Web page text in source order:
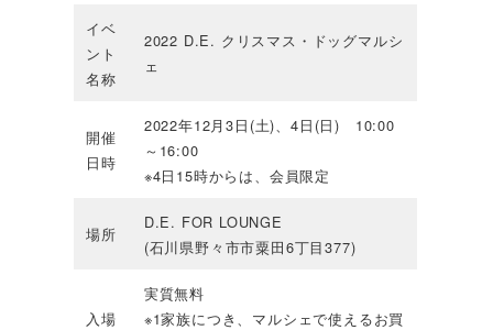
イベ
ント
名称
2022 D.E. クリスマス・ドッグマルシ
ェ
開催
日時
2022年12月3日(土)、4日(日) 10:00
～16:00
※4日15時からは、会員限定
場所
D.E. FOR LOUNGE
(石川県野々市市粟田6丁目377)
入場
実質無料
※1家族につき、マルシェで使えるお買